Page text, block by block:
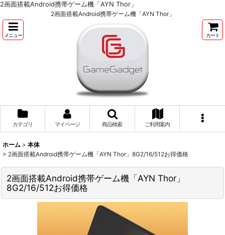
2画面搭載Android携帯ゲーム機「AYN Thor」
2画面搭載Android携帯ゲーム機「AYN Thor」
メニュー カート
カテゴリ マイページ 商品検索 ご利用案内
ホーム > 本体
> 2画面搭載Android携帯ゲーム機「AYN Thor」8G2/16/512お得価格
2画面搭載Android携帯ゲーム機「AYN Thor」
8G2/16/512お得価格